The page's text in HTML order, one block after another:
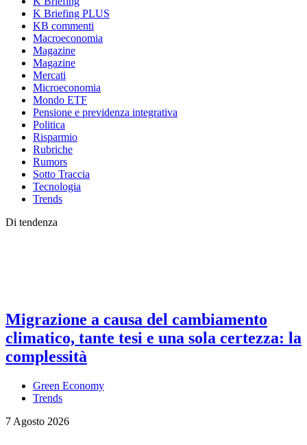
K Briefing PLUS
KB commenti
Macroeconomia
Magazine
Magazine
Mercati
Microeconomia
Mondo ETF
Pensione e previdenza integrativa
Politica
Risparmio
Rubriche
Rumors
Sotto Traccia
Tecnologia
Trends
Di tendenza
Migrazione a causa del cambiamento
climatico, tante tesi e una sola certezza: la
complessità
Green Economy
Trends
7 Agosto 2026